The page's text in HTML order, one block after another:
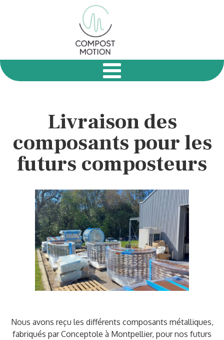
Livraison des
composants pour les
futurs composteurs
Nous avons reçu les différents composants métalliques,
fabriqués par Conceptole à Montpellier, pour nos futurs